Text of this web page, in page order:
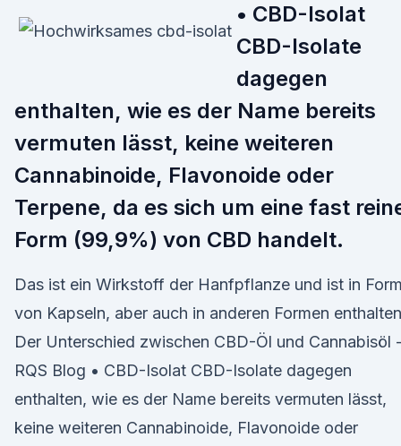
• CBD-Isolat
CBD-Isolate
dagegen
enthalten, wie es der Name bereits
vermuten lässt, keine weiteren
Cannabinoide, Flavonoide oder
Terpene, da es sich um eine fast
Form (99,9%) von CBD handelt.
Das ist ein Wirkstoff der Hanfpflanze und ist in Form
von Kapseln, aber auch in anderen Formen
Der Unterschied zwischen CBD-Öl und Cannabisöl -
RQS Blog • CBD-Isolat CBD-Isolate dagegen
enthalten, wie es der Name bereits vermuten lässt,
keine weiteren Cannabinoide, Flavonoide oder